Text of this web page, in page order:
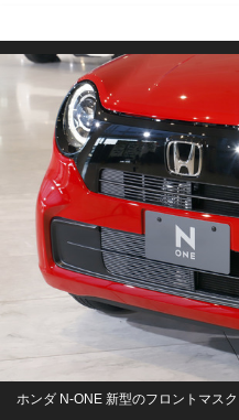
ホンダ N-ONE 新型のフロントマスク